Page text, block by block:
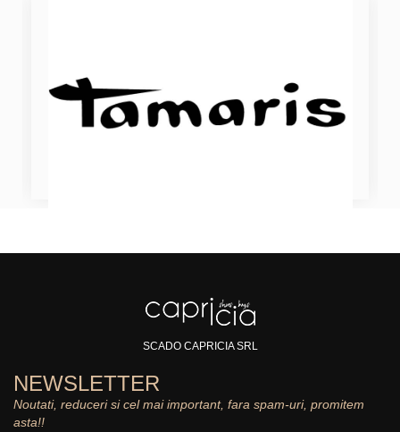
SCADO CAPRICIA SRL
NEWSLETTER
Noutati, reduceri si cel mai important, fara spam-uri, promitem
asta!!